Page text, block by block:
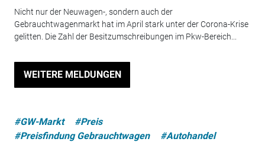
Nicht nur der Neuwagen-, sondern auch der
Gebrauchtwagenmarkt hat im April stark unter der Corona-Krise
gelitten. Die Zahl der Besitzumschreibungen im Pkw-Bereich...
WEITERE MELDUNGEN
#GW-Markt
#Preis
#Preisfindung Gebrauchtwagen
#Autohandel